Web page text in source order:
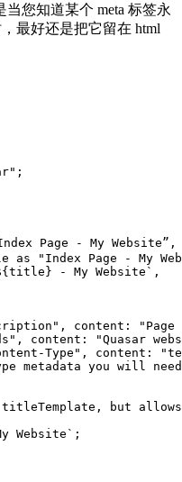
您知道某个 meta 标签永
最好还是把它留在 html
;
Page - My Website”,
"Index Page - My
title } - My Website ` ,
, content :
"Page
, content :
"Quasar
Type" , content :
metadata you will
but allows
Website ` ;